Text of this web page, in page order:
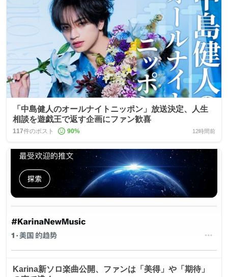
「中島健人のオールナイトニッポン」放送決定、人生
相談を遊戯王で返す企画にファン歓喜
117件のポスト 90% 12時間前
Karina新ソロ楽曲公開、ファンは「美得」や「期待」